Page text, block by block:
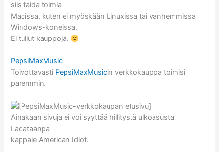
siis taida toimia
Macissa, kuten ei myöskään Linuxissa tai vanhemmissa
Windows-koneissa.
Ei tullut kauppoja.
PepsiMaxMusic
Toivottavasti PepsiMaxMusicin verkkokauppa toimisi
paremmin.
Ainakaan sivuja ei voi syyttää hillitystä ulkoasusta.
Ladataanpa
kappale American Idiot.